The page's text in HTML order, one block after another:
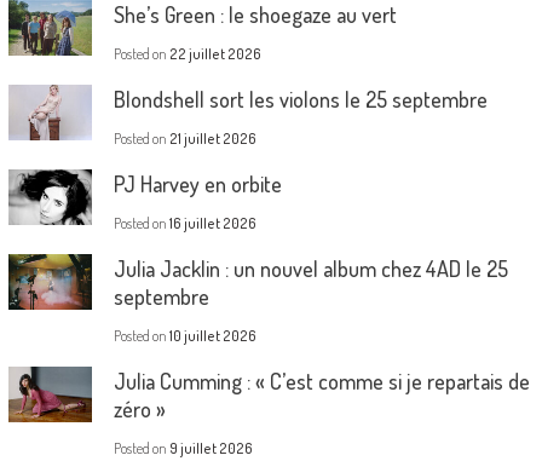
She’s Green : le shoegaze au vert
Posted on 22 juillet 2026
Blondshell sort les violons le 25 septembre
Posted on 21 juillet 2026
PJ Harvey en orbite
Posted on 16 juillet 2026
Julia Jacklin : un nouvel album chez 4AD le 25
septembre
Posted on 10 juillet 2026
Julia Cumming : « C’est comme si je repartais de
zéro »
Posted on 9 juillet 2026